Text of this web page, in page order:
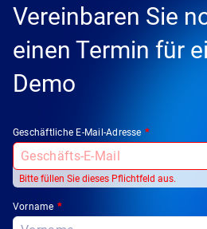
Content- und
Statische Kampagnen und
Globale programmatische SSP
Lokale Signage-Nachrichten
Retail Media: In-Store-Bericht
Skalierung von In-Store-
Erschließung neuer
Retail-Blog
Kommende Veranstaltungen
Blog
Produktdokumentation
Broadsign-Plattform
Broadsign Control
Garantierte Kampagnen
Broadsign Direct
Broadsign Ayuda
Deutsch
日本語
Vereinbaren Sie
einen Termin für
Demo
Geschäftliche E-Mail-Adresse *
Bitte füllen Sie dieses Pflichtfeld aus.
Vorname *